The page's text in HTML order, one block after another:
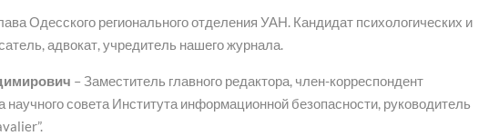
Одесского регионального отделения УАН. Кандидат психологических и
адвокат, учредитель нашего журнала.
– Заместитель главного редактора, член-корреспондент
научного совета Института информационной безопасности, руководитель